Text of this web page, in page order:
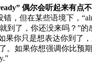
偶尔会听起来有点不
错，但在某些语境下，
到了，你还没来吗？”的
果你只是想表达你到了，
。如果你想强调你比预